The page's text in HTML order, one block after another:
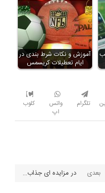
آموزش و نکات شرط بندی در
ایام تعطیلات کریسمس
تلگرام
واتس
اپ
کلوب
در مزایده ای جذاب اشیای شخصی هیتلر به قیمت ۵۱۳ هزار پوند به فروش رسید